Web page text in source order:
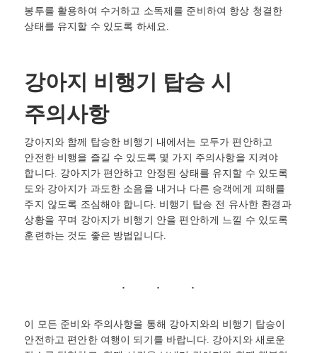
봉투를 활용하여 수거하고 소독제를 준비하여 항상 청결한
상태를 유지할 수 있도록 하세요.
강아지 비행기 탑승 시
주의사항
강아지와 함께 탑승한 비행기 내에서는 모두가 편안하고
안전한 비행을 즐길 수 있도록 몇 가지 주의사항을 지켜야
합니다. 강아지가 편안하고 안정된 상태를 유지할 수 있도록
도와 강아지가 과도한 소음을 내거나 다른 승객에게 피해를
주지 않도록 조심해야 합니다. 비행기 탑승 전 유사한 환경과
상황을 꾸며 강아지가 비행기 안을 편안하게 느낄 수 있도록
훈련하는 것도 좋은 방법입니다.
이 모든 준비와 주의사항을 통해 강아지와의 비행기 탑승이
안전하고 편안한 여행이 되기를 바랍니다. 강아지와 새로운